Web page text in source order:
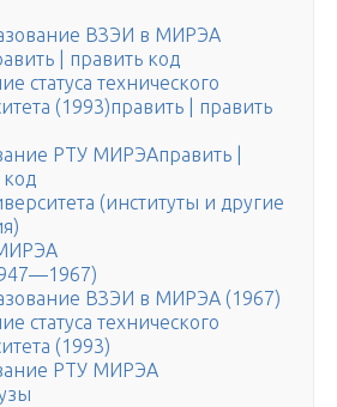
ВЗЭИ в МИРЭА
| править код
статуса технического
(1993)править | править
РТУ МИРЭАправить |
код
(институты и другие
ВЗЭИ в МИРЭА (1967)
статуса технического
(1993)
РТУ МИРЭА